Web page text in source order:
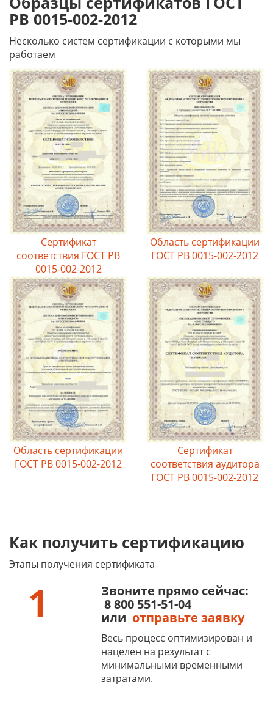
РВ 0015-002-2012
Несколько систем сертификации с которыми мы
работаем
Сертификат
соответствия ГОСТ РВ
0015-002-2012
Область сертификации
ГОСТ РВ 0015-002-2012
Область сертификации
ГОСТ РВ 0015-002-2012
Сертификат
соответствия аудитора
ГОСТ РВ 0015-002-2012
Как получить сертификацию
Этапы получения сертификата
1
Звоните прямо сейчас:
8 800 551-51-04
или отправьте заявку
Весь процесс оптимизирован и
нацелен на результат с
минимальными временными
затратами.